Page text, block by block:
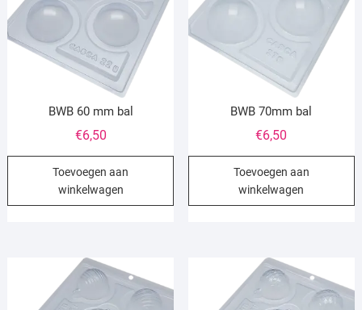
BWB 60 mm bal
€6,50
Toevoegen aan
winkelwagen
BWB 70mm bal
€6,50
Toevoegen aan
winkelwagen